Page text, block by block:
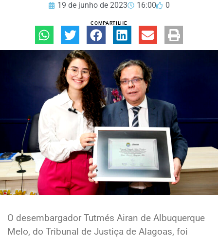
19 de junho de 2023 16:00 0
COMPARTILHE
O desembargador Tutmés Airan de Albuquerque
Melo, do Tribunal de Justiça de Alagoas, foi